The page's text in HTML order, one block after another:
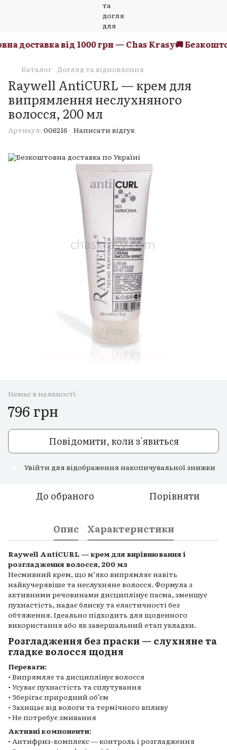
доставка від 1000 грн — Chas Krasy🚚
Каталог Догляд та відновлення
Raywell AntiCURL — крем для
випрямлення неслухняного
волосся, 200 мл
Артикул: 006216 Написати відгук
Немає в наявності
796 грн
Повідомити, коли з'явиться
Увійти для відображення накопичувальної знижки
До обраного Порівняти
Опис Характеристики
Raywell AntiCURL — крем для вирівнювання і
розгладження волосся, 200 мл
Несмивний крем, що м’яко випрямляє навіть
найкучерявіше та неслухняне волосся. Формула з
активними речовинами дисциплінує пасма, зменшує
пухнастість, надає блиску та еластичності без
обтяження. Ідеально підходить для щоденного
використання або як завершальний етап укладки.
Розгладження без праски — слухняне та
гладке волосся щодня
Переваги:
• Випрямляє та дисциплінує волосся
• Усуває пухнастість та сплутування
• Зберігає природний обʼєм
• Захищає від вологи та термічного впливу
• Не потребує змивання
Активні компоненти:
• Антифриз-комплекс — контроль і розгладження